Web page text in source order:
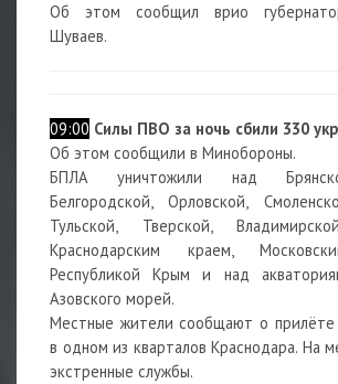
Об этом сообщил врио
Шуваев.
09:00 Силы ПВО за ночь сбили 330
Об этом сообщили в Минобороны.
БПЛА уничтожили над
Белгородской, Орловской,
Тульской, Тверской,
Краснодарским краем,
Республикой Крым и над
Азовского морей.
Местные жители сообщают о прилёте
в одном из кварталов Краснодара. На
экстренные службы.